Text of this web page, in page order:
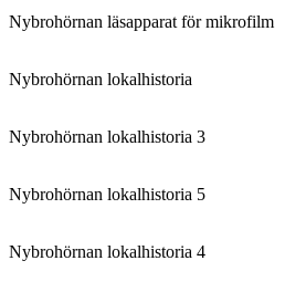
Nybrohörnan läsapparat för mikrofilm
Nybrohörnan lokalhistoria
Nybrohörnan lokalhistoria 3
Nybrohörnan lokalhistoria 5
Nybrohörnan lokalhistoria 4